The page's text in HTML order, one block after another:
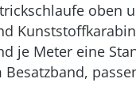
oben
je Meter eine